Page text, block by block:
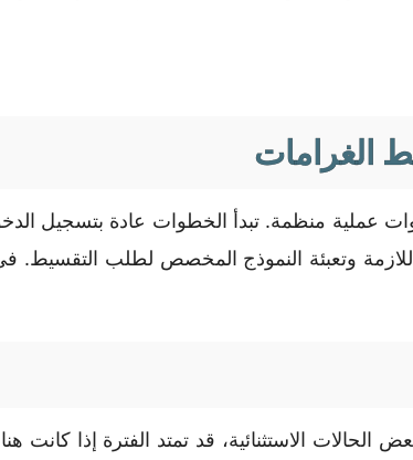
الغرامات
عملية منظمة. تبدأ الخطوات عادة بتسجيل
وتعبئة النموذج المخصص لطلب التقسيط. في
الحالات الاستثنائية، قد تمتد الفترة إذا كانت